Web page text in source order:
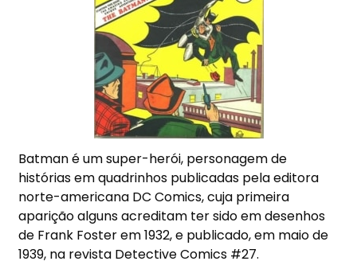
Batman é um super-herói, personagem de
histórias em quadrinhos publicadas pela editora
norte-americana DC Comics, cuja primeira
aparição alguns acreditam ter sido em desenhos
de Frank Foster em 1932, e publicado, em maio de
1939, na revista Detective Comics #27.